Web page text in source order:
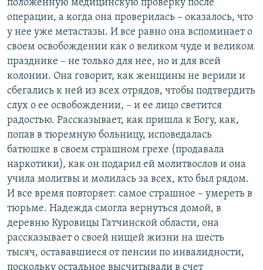
положенную медицинскую проверку после
операции, а когда она проверилась – оказалось, что
у нее уже метастазы. И все равно она вспоминает о
своем освобождении как о великом чуде и великом
празднике – не только для нее, но и для всей
колонии. Она говорит, как женщины не верили и
сбегались к ней из всех отрядов, чтобы подтвердить
слух о ее освобождении, – и ее лицо светится
радостью. Рассказывает, как пришла к Богу, как,
попав в тюремную больницу, исповедалась
батюшке в своем страшном грехе (продавала
наркотики), как он подарил ей молитвослов и она
учила молитвы и молилась за всех, кто был рядом.
И все время повторяет: самое страшное – умереть в
тюрьме. Надежда смогла вернуться домой, в
деревню Куровицы Гатчинской области, она
рассказывает о своей нищей жизни на шесть
тысяч, остававшиеся от пенсии по инвалидности,
поскольку остальное высчитывали в счет